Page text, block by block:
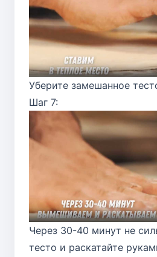
Уберите замешанное
Шаг 7:
Через 30-40 минут не
тесто и раскатайте